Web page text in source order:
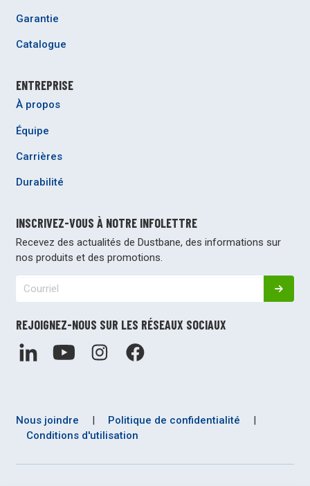
Garantie
Catalogue
ENTREPRISE
À propos
Équipe
Carrières
Durabilité
INSCRIVEZ-VOUS À NOTRE INFOLETTRE
Recevez des actualités de Dustbane, des informations sur
nos produits et des promotions.
REJOIGNEZ-NOUS SUR LES RÉSEAUX SOCIAUX
Nous joindre | Politique de confidentialité
|
Conditions d'utilisation